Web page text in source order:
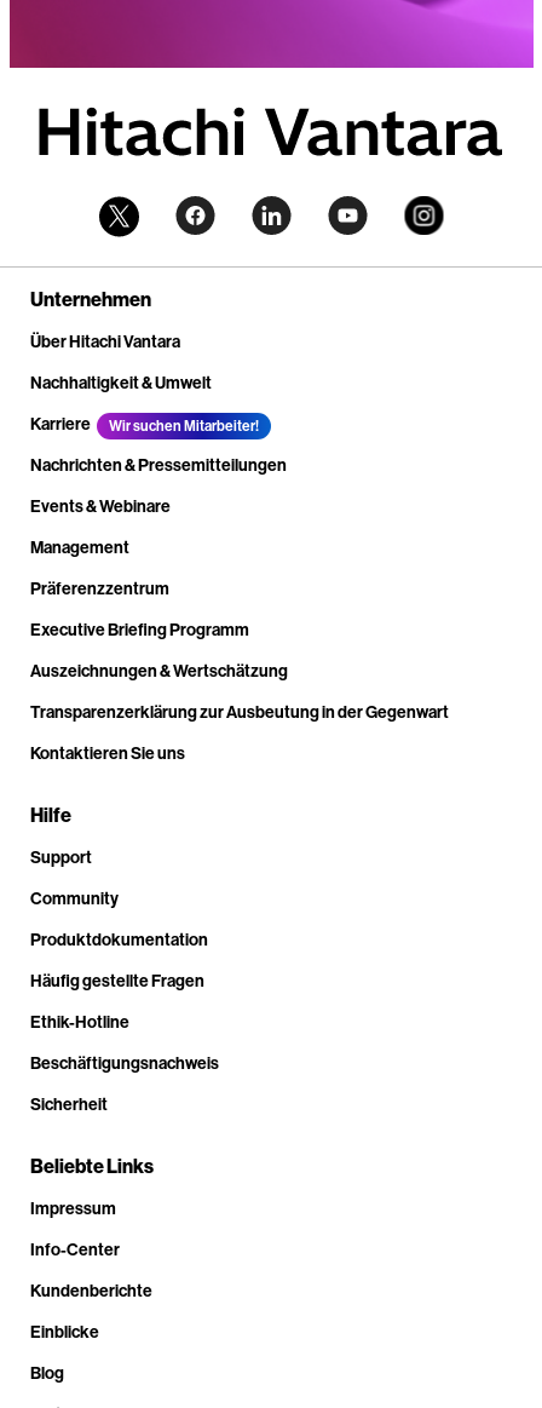
Unternehmen
Über Hitachi Vantara
Nachhaltigkeit & Umwelt
Karriere
Wir suchen Mitarbeiter!
Nachrichten & Pressemitteilungen
Events & Webinare
Management
Präferenzzentrum
Executive Briefing Programm
Auszeichnungen & Wertschätzung
Transparenzerklärung zur Ausbeutung in der Gegenwart
Kontaktieren Sie uns
Hilfe
Support
Community
Produktdokumentation
Häufig gestellte Fragen
Ethik-Hotline
Beschäftigungsnachweis
Sicherheit
Beliebte Links
Impressum
Info-Center
Kundenberichte
Einblicke
Blog